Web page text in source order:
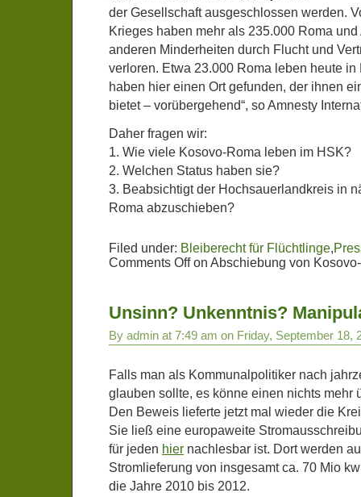
der Gesellschaft ausgeschlossen werden.
Krieges haben mehr als 235.000 Roma
anderen Minderheiten durch Flucht und
verloren. Etwa 23.000 Roma leben heute
haben hier einen Ort gefunden, der ihnen
bietet – vorübergehend“, so Amnesty
Daher fragen wir:
1. Wie viele Kosovo-Roma leben im HSK?
2. Welchen Status haben sie?
3. Beabsichtigt der Hochsauerlandkreis in
Roma abzuschieben?
Filed under: Bleiberecht für Flüchtlinge,
Comments Offon Abschiebung von
Unsinn? Unkenntnis?
By admin at 7:49 am on Friday, September 18,
Falls man als Kommunalpolitiker nach
glauben sollte, es könne einen nichts mehr
Den Beweis lieferte jetzt mal wieder die
Sie ließ eine europaweite
für jeden hier nachlesbar ist. Dort werden
Stromlieferung von insgesamt ca. 70 Mio
die Jahre 2010 bis 2012.